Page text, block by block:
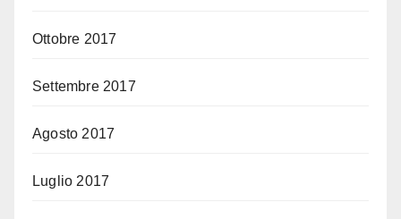
Ottobre 2017
Settembre 2017
Agosto 2017
Luglio 2017